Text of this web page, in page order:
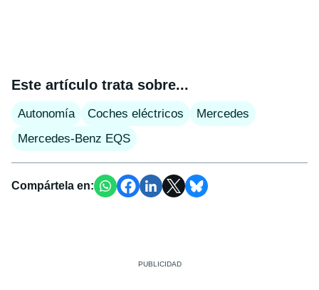
Este artículo trata sobre...
Autonomía Coches eléctricos
Mercedes
Mercedes-Benz EQS
Compártela en: